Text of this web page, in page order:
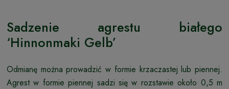
Sadzenie agrestu białego
‘Hinnonmaki Gelb’
Odmianę można prowadzić w formie krzaczastej lub piennej.
Agrest w formie piennej sadzi się w rozstawie około 0,5 m